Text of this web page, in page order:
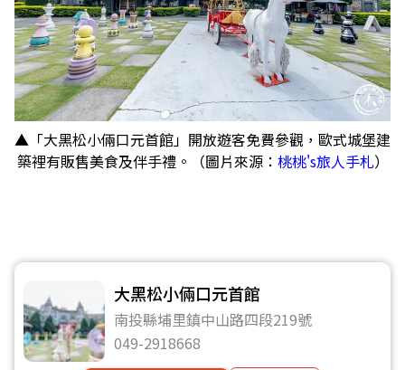
▲「大黑松小倆口元首館」開放遊客免費參觀，歐式城堡建
築裡有販售美食及伴手禮。（圖片來源： 桃桃's旅人手札）
大黑松小倆口元首館
南投縣埔里鎮中山路四段219號
049-2918668